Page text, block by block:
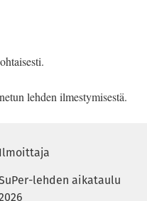
lehden ilmestymisestä.
Ilmoittaja
lehden aikataulu